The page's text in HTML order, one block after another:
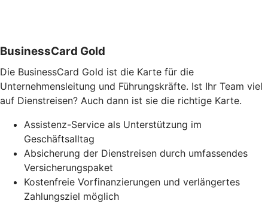
BusinessCard Gold
Die BusinessCard Gold ist die Karte für die
Unternehmensleitung und Führungskräfte. Ist Ihr Team viel
auf Dienstreisen? Auch dann ist sie die richtige Karte.
Assistenz-Service als Unterstützung im
Geschäftsalltag
Absicherung der Dienstreisen durch umfassendes
Versicherungspaket
Kostenfreie Vorfinanzierungen und verlängertes
Zahlungsziel möglich